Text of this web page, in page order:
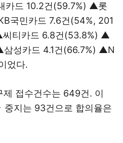
카드 10.2건(59.7%) ▲롯
국민카드 7.6건(54%, 201
씨티카드 6.8건(53.8%) ▲
성카드 4.1건(66.7%) ▲N
었다.
제 접수건수는 649건. 이
지는 93건으로 합의율은